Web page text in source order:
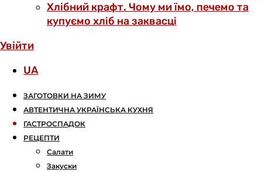
Хлібний крафт. Чому ми їмо, печемо та
купуємо хліб на заквасці
Увійти
UA
ЗАГОТОВКИ НА ЗИМУ
АВТЕНТИЧНА УКРАЇНСЬКА КУХНЯ
ГАСТРОСПАДОК
РЕЦЕПТИ
Салати
Закуски